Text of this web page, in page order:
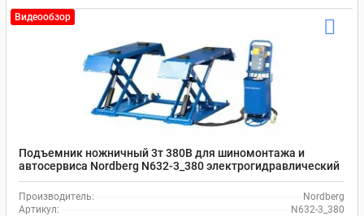
Видеообзор
Подъемник ножничный 3т 380В для шиномонтажа и
автосервиса Nordberg N632-3_380 электрогидравлический
передвижной
Производитель:
Nordberg
Артикул:
N632-3_380